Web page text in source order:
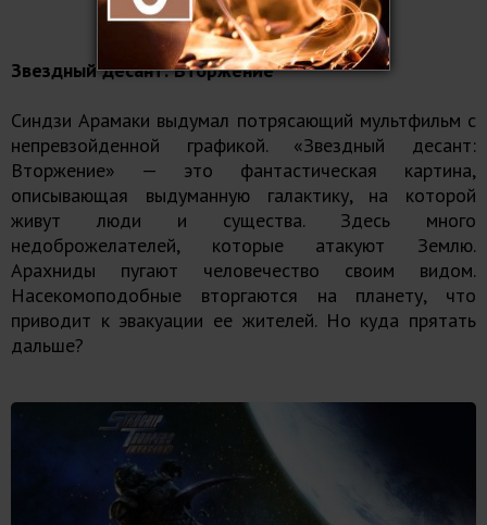
Звездный десант: Вторжение
Синдзи Арамаки выдумал потрясающий мультфильм с
непревзойденной графикой. «Звездный десант:
Вторжение» — это фантастическая картина,
описывающая выдуманную галактику, на которой
живут люди и существа. Здесь много
недоброжелателей, которые атакуют Землю.
Арахниды пугают человечество своим видом.
Насекомоподобные вторгаются на планету, что
приводит к эвакуации ее жителей. Но куда прятать
дальше?